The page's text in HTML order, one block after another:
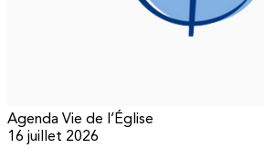
Agenda Vie de l’Église
16 juillet 2026